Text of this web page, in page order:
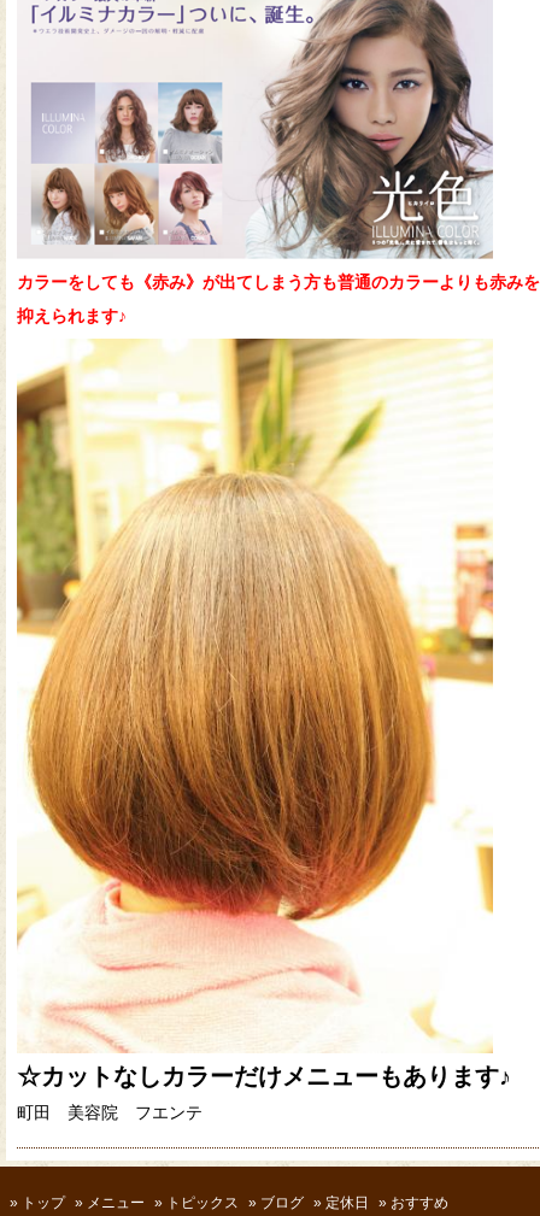
カラーをしても《赤み》が出てしまう方も普通のカラーよりも赤みを
抑えられます♪
☆カットなしカラーだけメニューもあります♪
町田 美容院 フエンテ
» トップ » メニュー » トピックス » ブログ » 定休日 » おすすめ